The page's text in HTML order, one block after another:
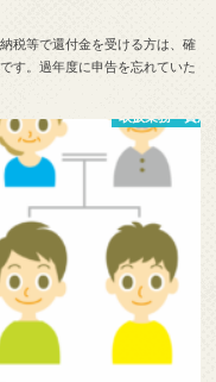
税等で還付金を受ける方は、確
す。過年度に申告を忘れていた
取扱業務・費用